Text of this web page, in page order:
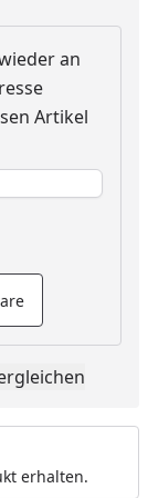
an
Artikel
Produkt
erhalten.